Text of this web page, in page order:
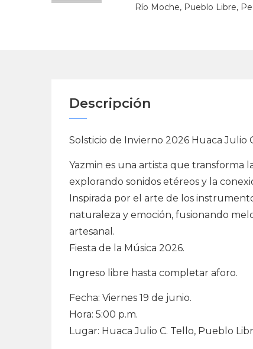
Río Moche, Pueblo Libre,
Descripción
Solsticio de Invierno 2026 Huaca Julio
Yazmin es una artista que transforma
explorando sonidos etéreos y la
Inspirada por el arte de los
naturaleza y emoción, fusionando
artesanal.
Fiesta de la Música 2026.
Ingreso libre hasta completar aforo.
Fecha: Viernes 19 de junio.
Hora: 5:00 p.m.
Lugar: Huaca Julio C. Tello, Pueblo